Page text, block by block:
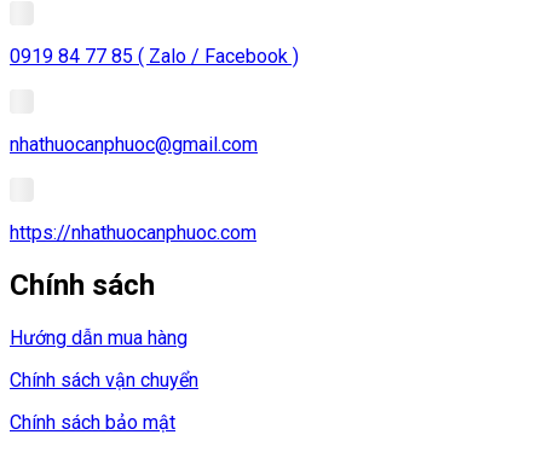
0919 84 77 85 ( Zalo / Facebook )
nhathuocanphuoc@gmail.com
https://nhathuocanphuoc.com
Chính sách
Hướng dẫn mua hàng
Chính sách vận chuyển
Chính sách bảo mật